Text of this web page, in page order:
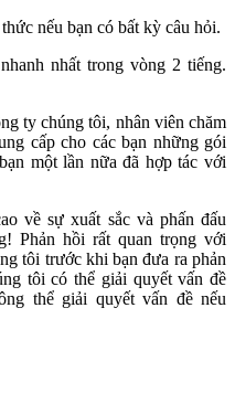
nếu bạn có bất kỳ câu hỏi.
nhất trong vòng 2 tiếng.
ty chúng tôi, nhân viên chăm
cấp cho các bạn những gói
một lần nữa đã hợp tác với
về sự xuất sắc và phấn đấu
Phản hồi rất quan trọng với
tôi trước khi bạn đưa ra phản
tôi có thể giải quyết vấn đề
thể giải quyết vấn đề nếu